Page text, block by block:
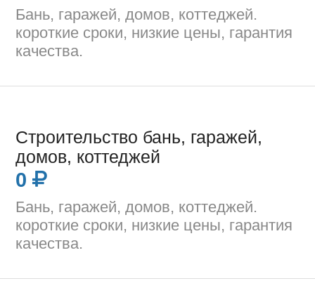
Бань, гаражей, домов, коттеджей.
короткие сроки, низкие цены, гарантия
качества.
Строительство бань, гаражей,
домов, коттеджей
0
Бань, гаражей, домов, коттеджей.
короткие сроки, низкие цены, гарантия
качества.